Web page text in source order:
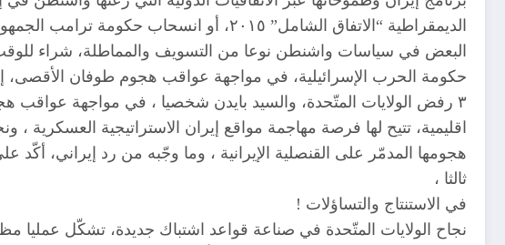
حكومة الحرب الإسرائيلية، في مواجهة عواقب هجوم طوفان الأقصى،
٣ رفض الولايات المتّحدة، والسيد بايدن شخصيا ، في مواجهة عواقب
اقليمية، تتيح لها فرصة مهاجمة مواقع إيران الاستراتيجية
هجومها المدمّر على القنصلية الإيرانية ، وما وجّبه من رد إيراني، أكّد
ثالثا ،
في الاستنتاج والتساؤلات !
نجاح الولايات المتّحدة في صناعة قواعد اشتباك جديدة، تشكّل عمليا